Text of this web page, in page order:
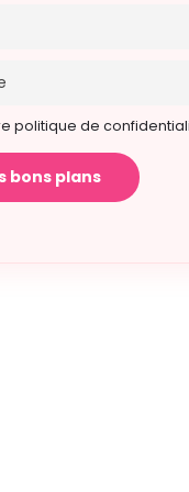
politique de